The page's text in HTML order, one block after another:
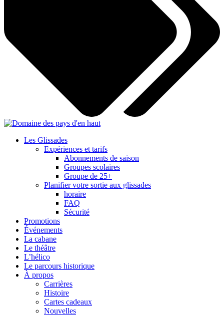
Les Glissades
Expériences et tarifs
Abonnements de saison
Groupes scolaires
Groupe de 25+
Planifier votre sortie aux glissades
horaire
FAQ
Sécurité
Promotions
Événements
La cabane
Le théâtre
L’hélico
Le parcours historique
À propos
Carrières
Histoire
Cartes cadeaux
Nouvelles